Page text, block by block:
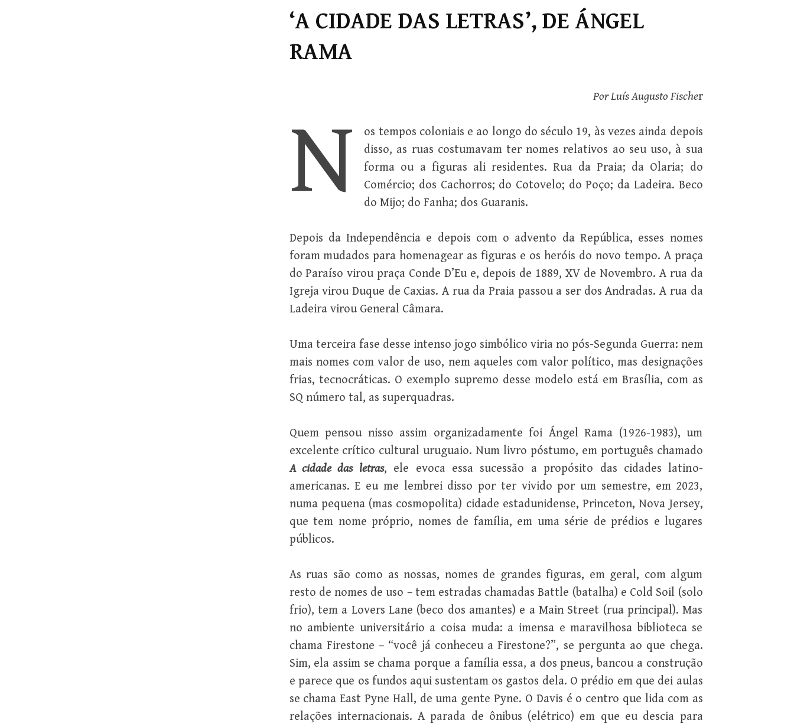
‘A CIDADE DAS LETRAS’, DE ÁNGEL
RAMA
Por Luís Augusto Fischer
N
os tempos coloniais e ao longo do século 19, às vezes ainda depois
disso, as ruas costumavam ter nomes relativos ao seu uso, à sua
forma ou a figuras ali residentes. Rua da Praia; da Olaria; do
Comércio; dos Cachorros; do Cotovelo; do Poço; da Ladeira. Beco
do Mijo; do Fanha; dos Guaranis.
Depois da Independência e depois com o advento da República, esses nomes
foram mudados para homenagear as figuras e os heróis do novo tempo. A praça
do Paraíso virou praça Conde D’Eu e, depois de 1889, XV de Novembro. A rua da
Igreja virou Duque de Caxias. A rua da Praia passou a ser dos Andradas. A rua da
Ladeira virou General Câmara.
Uma terceira fase desse intenso jogo simbólico viria no pós-Segunda Guerra: nem
mais nomes com valor de uso, nem aqueles com valor político, mas designações
frias, tecnocráticas. O exemplo supremo desse modelo está em Brasília, com as
SQ número tal, as superquadras.
Quem pensou nisso assim organizadamente foi Ángel Rama (1926-1983), um
excelente crítico cultural uruguaio. Num livro póstumo, em português chamado
A cidade das letras, ele evoca essa sucessão a propósito das cidades latino-
americanas. E eu me lembrei disso por ter vivido por um semestre, em 2023,
numa pequena (mas cosmopolita) cidade estadunidense, Princeton, Nova Jersey,
que tem nome próprio, nomes de família, em uma série de prédios e lugares
públicos.
As ruas são como as nossas, nomes de grandes figuras, em geral, com algum
resto de nomes de uso – tem estradas chamadas Battle (batalha) e Cold Soil (solo
frio), tem a Lovers Lane (beco dos amantes) e a Main Street (rua principal). Mas
no ambiente universitário a coisa muda: a imensa e maravilhosa biblioteca se
chama Firestone – “você já conheceu a Firestone?”, se pergunta ao que chega.
Sim, ela assim se chama porque a família essa, a dos pneus, bancou a construção
e parece que os fundos aqui sustentam os gastos dela. O prédio em que dei aulas
se chama East Pyne Hall, de uma gente Pyne. O Davis é o centro que lida com as
relações internacionais. A parada de ônibus (elétrico) em que eu descia para